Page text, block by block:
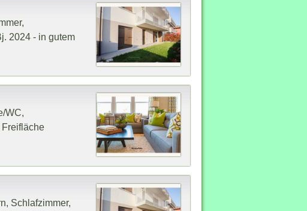
2024 - in gutem
WC,
Freifläche
Schlafzimmer,